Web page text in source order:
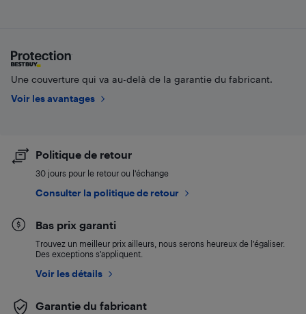
Une couverture qui va au-delà de la garantie du fabricant.
Voir les avantages
Politique de retour
30 jours pour le retour ou l’échange
Consulter la politique de retour
Bas prix garanti
Trouvez un meilleur prix ailleurs, nous serons heureux de l’égaliser.
Des exceptions s’appliquent.
Voir les détails
Garantie du fabricant